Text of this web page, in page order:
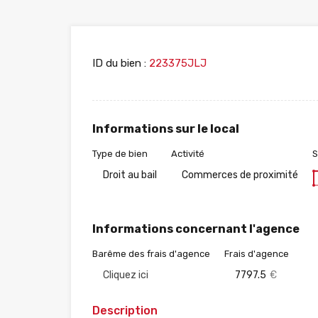
ID du bien : 223375JLJ
Informations sur le local
Type de bien
Droit au bail
Activité
Commerces de proximité
Informations concernant l'agence
Barême des frais d'agence
Cliquez ici
Frais d'agence
7797.5 €
Description